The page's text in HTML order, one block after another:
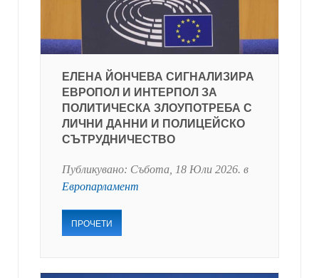
ЕЛЕНА ЙОНЧЕВА СИГНАЛИЗИРА
ЕВРОПОЛ И ИНТЕРПОЛ ЗА
ПОЛИТИЧЕСКА ЗЛОУПОТРЕБА С
ЛИЧНИ ДАННИ И ПОЛИЦЕЙСКО
СЪТРУДНИЧЕСТВО
Публикувано: Събота, 18 Юли 2026. в
Европарламент
ПРОЧЕТИ